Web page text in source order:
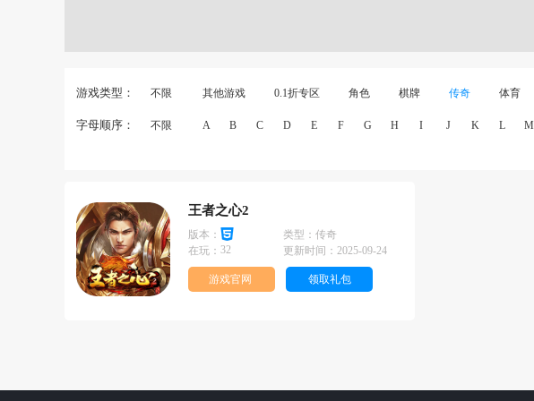
游戏类型： 不限 其他游戏 0.1折专区 角色 棋牌 传奇 体育
字母顺序： 不限 A B C D E F G H I J K L M
王者之心2
版本： 类型： 传奇
在玩： 32 更新时间： 2025-09-24
游戏官网 领取礼包